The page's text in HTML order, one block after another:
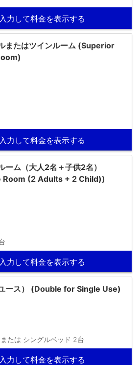
力して料金を表示する
またはツインルーム (Superior
力して料金を表示する
ーム（大人2名＋子供2名）
(2 Adults + 2 Child))
力して料金を表示する
ース） (Double for Single Use)
たは シングルベッド 2台
力して料金を表示する